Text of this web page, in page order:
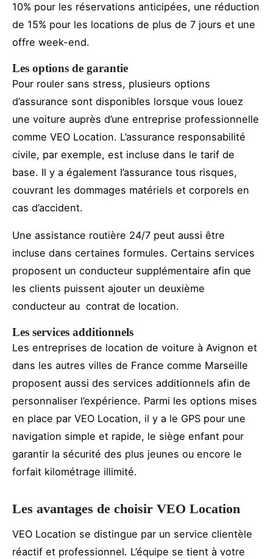
10% pour les réservations anticipées, une réduction
de 15% pour les locations de plus de 7 jours et une
offre week-end.
Les options de garantie
Pour rouler sans stress, plusieurs options
d’assurance sont disponibles lorsque vous louez
une voiture auprès d’une entreprise professionnelle
comme VEO Location. L’assurance responsabilité
civile, par exemple, est incluse dans le tarif de
base. Il y a également l’assurance tous risques,
couvrant les dommages matériels et corporels en
cas d’accident.
Une assistance routière 24/7 peut aussi être
incluse dans certaines formules. Certains services
proposent un conducteur supplémentaire afin que
les clients puissent ajouter un deuxième
conducteur au contrat de location.
Les services additionnels
Les entreprises de location de voiture à Avignon et
dans les autres villes de France comme Marseille
proposent aussi des services additionnels afin de
personnaliser l’expérience. Parmi les options mises
en place par VEO Location, il y a le GPS pour une
navigation simple et rapide, le siège enfant pour
garantir la sécurité des plus jeunes ou encore le
forfait kilométrage illimité.
Les avantages de choisir VEO Location
VEO Location se distingue par un service clientèle
réactif et professionnel. L’équipe se tient à votre